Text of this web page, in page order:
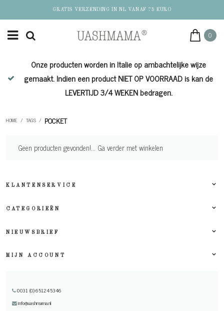
GRATIS VERZENDING IN NL VANAF 75 EURO
0
Onze producten worden in Italie op ambachtelijke wijze
gemaakt. Indien een product NIET OP VOORRAAD is kan de
LEVERTIJD 3/4 WEKEN bedragen.
HOME / TAGS / POCKET
Geen producten gevonden!... Ga verder met winkelen
KLANTENSERVICE
CATEGORIEËN
NIEUWSBRIEF
MIJN ACCOUNT
0031 (0) 651245346
info@uashmama.nl